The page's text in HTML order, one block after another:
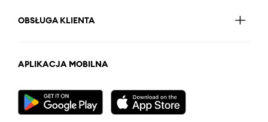
OBSŁUGA KLIENTA
APLIKACJA MOBILNA